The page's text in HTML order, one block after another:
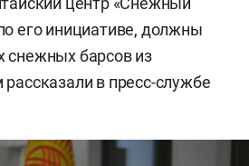
его инициативе, должны
снежных барсов из
в пресс-службе